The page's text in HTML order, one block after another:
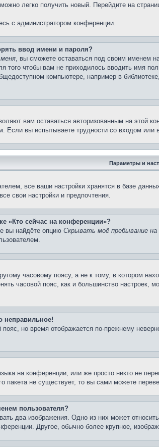
легко получить новый. Перейдите на
с администратором конференции.
ввод имени и пароля?
, вы сможете оставаться под своим именем
того чтобы вам не приходилось вводить имя
компьютере, например в
вам оставаться авторизованным на этой
Если вы испытываете трудности со входом
Параметры и
все ваши настройки хранятся в базе
свои настройки и предпочтения.
«Кто сейчас на конференции»?
вы найдёте опцию Скрывать моё пребывание на
часовому поясу, а не к тому, в котором
часовой пояс, как и большинство настроек,
неправильное!
но время отображается по-прежнему
на конференции, или же просто никто не
пакета не существует, то вы сами можете
пользователя?
два изображения. Одно из них может
Другое, обычно более крупное,